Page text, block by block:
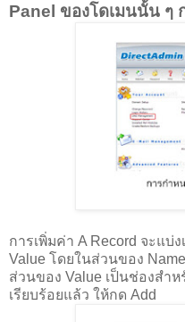
Panel ของโดเมนนั้น ๆ
การเพิ่มค่า A Record จะแบ่
Value โดยในส่วนของ
ส่วนของ Value เป็นช่องสำห
เรียบร้อยแล้ว ให้กด Add